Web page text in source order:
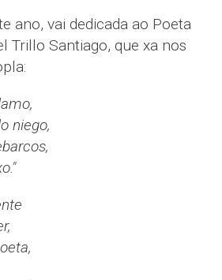
ano, vai dedicada ao Poeta
Trillo Santiago, que xa nos
niego,